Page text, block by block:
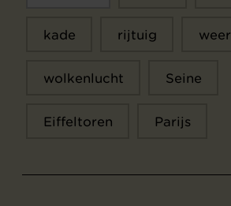
kade rijtuig weer
wolkenlucht Seine
Eiffeltoren Parijs